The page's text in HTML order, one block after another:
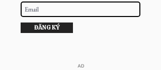
ĐĂNG KÝ
​AD